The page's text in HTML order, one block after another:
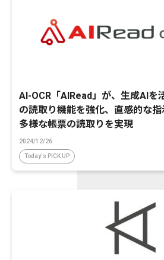
AI-OCR「AIRead」が、生成AIを
の読取り機能を強化、直感的な
多様な帳票の読取りを実現
2024/12/26
Today's PICK UP